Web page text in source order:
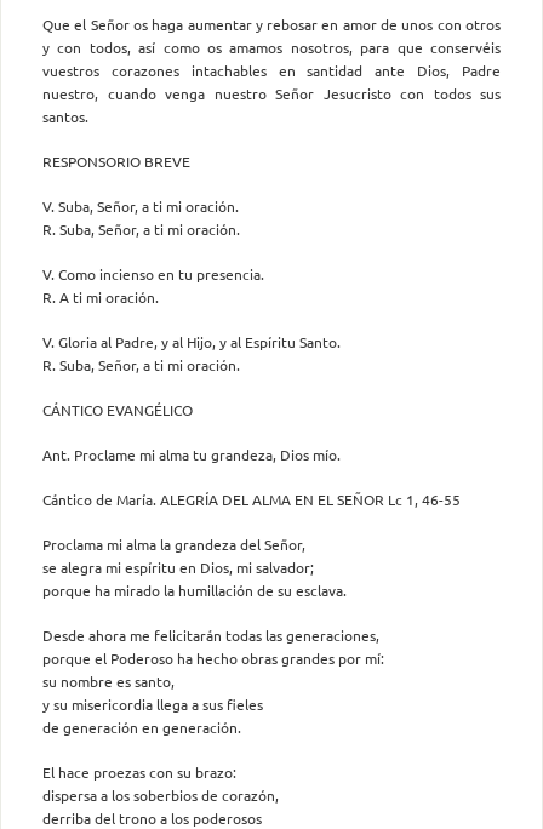
Que el Señor os haga aumentar y rebosar en amor de unos con otros
y con todos, así como os amamos nosotros, para que conservéis
vuestros corazones intachables en santidad ante Dios, Padre
nuestro, cuando venga nuestro Señor Jesucristo con todos sus
santos.
RESPONSORIO BREVE
V. Suba, Señor, a ti mi oración.
R. Suba, Señor, a ti mi oración.
V. Como incienso en tu presencia.
R. A ti mi oración.
V. Gloria al Padre, y al Hijo, y al Espíritu Santo.
R. Suba, Señor, a ti mi oración.
CÁNTICO EVANGÉLICO
Ant. Proclame mi alma tu grandeza, Dios mío.
Cántico de María. ALEGRÍA DEL ALMA EN EL SEÑOR Lc 1, 46-55
Proclama mi alma la grandeza del Señor,
se alegra mi espíritu en Dios, mi salvador;
porque ha mirado la humillación de su esclava.
Desde ahora me felicitarán todas las generaciones,
porque el Poderoso ha hecho obras grandes por mí:
su nombre es santo,
y su misericordia llega a sus fieles
de generación en generación.
El hace proezas con su brazo:
dispersa a los soberbios de corazón,
derriba del trono a los poderosos